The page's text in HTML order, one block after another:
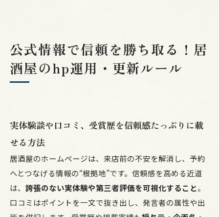
公式情報で信頼を勝ち取る！居
酒屋のhp運用・更新ルール
実体験談や口コミ、受賞歴を信頼感たっぷりに載
せる方法
居酒屋のホームページは、来店前の不安を解消し、予約
へとつなげる情報の“根拠地”です。信頼感を高める近道
は、 誇張のない実体験や第三者評価を可視化すること。
口コミはポイントを一文で抜き出し、発言者の属性や出